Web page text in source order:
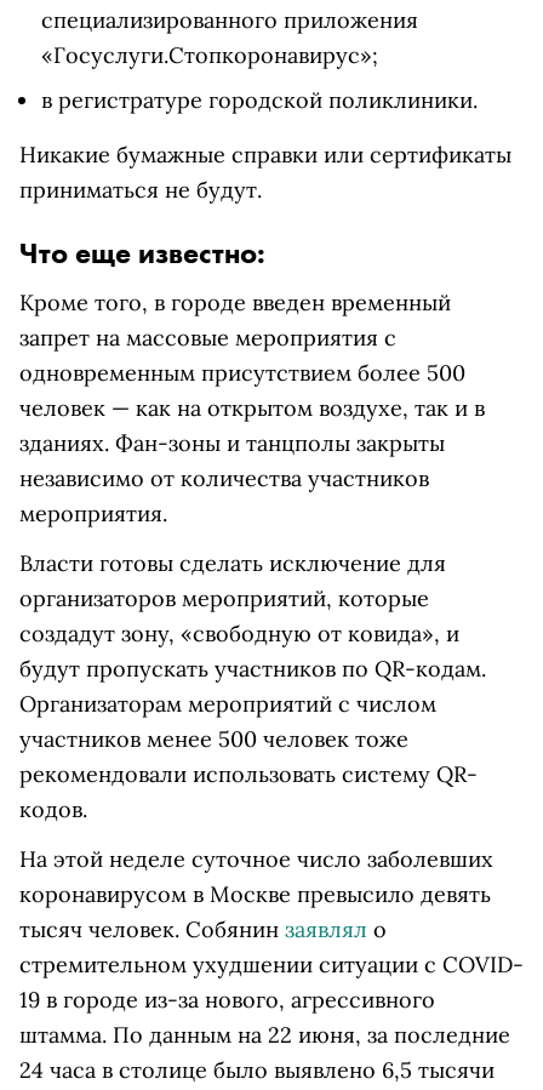
специализированного приложения
«Госуслуги.Стопкоронавирус»;
в регистратуре городской поликлиники.
Никакие бумажные справки или сертификаты
приниматься не будут.
Что еще известно:
Кроме того, в городе введен временный
запрет на массовые мероприятия с
одновременным присутствием более 500
человек — как на открытом воздухе, так и в
зданиях. Фан-зоны и танцполы закрыты
независимо от количества участников
мероприятия.
Власти готовы сделать исключение для
организаторов мероприятий, которые
создадут зону, «свободную от ковида», и
будут пропускать участников по QR-кодам.
Организаторам мероприятий с числом
участников менее 500 человек тоже
рекомендовали использовать систему QR-
кодов.
На этой неделе суточное число заболевших
коронавирусом в Москве превысило девять
тысяч человек. Собянин заявлял о
стремительном ухудшении ситуации с COVID-
19 в городе из-за нового, агрессивного
штамма. По данным на 22 июня, за последние
24 часа в столице было выявлено 6,5 тысячи